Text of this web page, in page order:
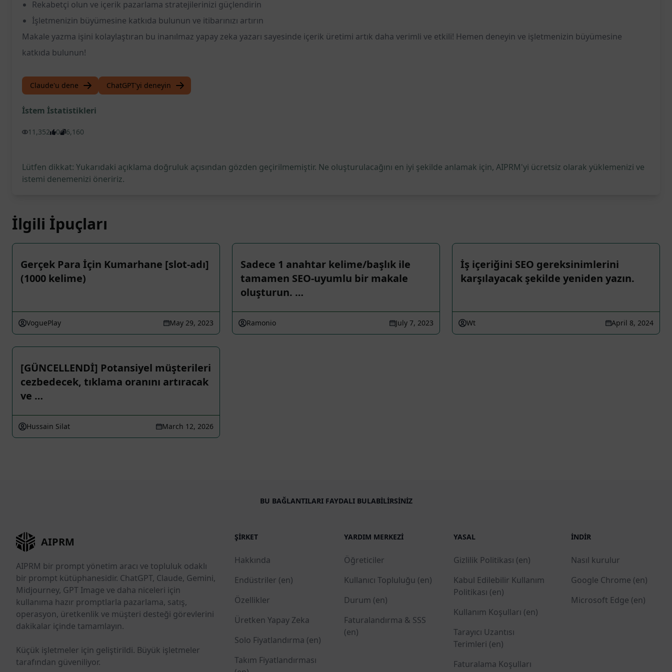
Rekabetçi olun ve içerik pazarlama stratejilerinizi güçlendirin
İşletmenizin büyümesine katkıda bulunun ve itibarınızı artırın
Makale yazma işini kolaylaştıran bu inanılmaz yapay zeka yazarı sayesinde içerik üretimi artık daha verimli ve etkili! Hemen deneyin ve işletmenizin büyümesine
katkıda bulunun!
Claude'u dene ChatGPT'yi deneyin
İstem İstatistikleri
11,352 0 6,160
Lütfen dikkat: Yukarıdaki açıklama doğruluk açısından gözden geçirilmemiştir. Ne oluşturulacağını en iyi şekilde anlamak için, AIPRM'yi ücretsiz olarak yüklemenizi ve
istemi denemenizi öneririz.
İlgili İpuçları
Gerçek Para İçin Kumarhane [slot-adı]
(1000 kelime)
VoguePlay May 29, 2023
Sadece 1 anahtar kelime/başlık ile
tamamen SEO-uyumlu bir makale
oluşturun. …
Ramonio July 7, 2023
İş içeriğini SEO gereksinimlerini
karşılayacak şekilde yeniden yazın.
Wt April 8, 2024
[GÜNCELLENDİ] Potansiyel müşterileri
cezbedecek, tıklama oranını artıracak
ve …
Hussain Silat March 12, 2026
BU BAĞLANTILARI FAYDALI BULABILIRSINIZ
AIPRM
AIPRM bir prompt yönetim aracı ve topluluk odaklı
bir prompt kütüphanesidir. ChatGPT, Claude, Gemini,
Midjourney, GPT Image ve daha niceleri için
kullanıma hazır promptlarla pazarlama, satış,
operasyon, üretkenlik ve müşteri desteği görevlerini
dakikalar içinde tamamlayın.
Küçük işletmeler için geliştirildi. Büyük işletmeler
tarafından güveniliyor.
ŞIRKET
Hakkında
Endüstriler (en)
Özellikler
Üretken Yapay Zeka
Solo Fiyatlandırma (en)
Takım Fiyatlandırması
YARDIM MERKEZI
Öğreticiler
Kullanıcı Topluluğu (en)
Durum (en)
Faturalandırma & SSS
(en)
YASAL
Gizlilik Politikası (en)
Kabul Edilebilir Kullanım
Politikası (en)
Kullanım Koşulları (en)
Tarayıcı Uzantısı
Terimleri (en)
Faturalama Koşulları
İNDIR
Nasıl kurulur
Google Chrome (en)
Microsoft Edge (en)